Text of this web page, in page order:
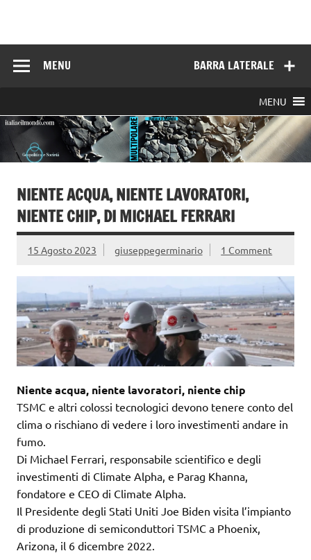
BARRA LATERALE
MENU
MENU
NIENTE ACQUA, NIENTE LAVORATORI,
NIENTE CHIP, DI MICHAEL FERRARI
15 Agosto 2023 giuseppegerminario 1 Comment
Niente acqua, niente lavoratori, niente chip
TSMC e altri colossi tecnologici devono tenere conto del
clima o rischiano di vedere i loro investimenti andare in
fumo.
Di Michael Ferrari, responsabile scientifico e degli
investimenti di Climate Alpha, e Parag Khanna,
fondatore e CEO di Climate Alpha.
Il Presidente degli Stati Uniti Joe Biden visita l’impianto
di produzione di semiconduttori TSMC a Phoenix,
Arizona, il 6 dicembre 2022.